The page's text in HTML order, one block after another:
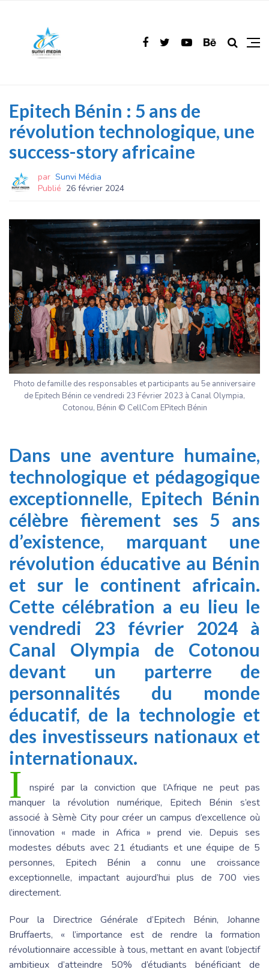
Epitech Bénin : 5 ans de
révolution technologique, une
success-story africaine
par Sunvi Média
Publié 26 février 2024
Photo de famille des responsables et participants au 5e anniversaire
de Epitech Bénin ce vendredi 23 Février 2023 à Canal Olympia,
Cotonou, Bénin © CellCom EPitech Bénin
Dans une aventure humaine,
technologique et pédagogique
exceptionnelle, Epitech Bénin
célèbre fièrement ses 5 ans
d’existence, marquant une
révolution éducative au Bénin
et sur le continent africain.
Cette célébration a eu lieu le
vendredi 23 février 2024 à
Canal Olympia de Cotonou
devant un parterre de
personnalités du monde
éducatif, de la technologie et
des investisseurs nationaux et
internationaux.
I
nspiré par la conviction que l’Afrique ne peut pas
manquer la révolution numérique, Epitech Bénin s’est
associé à Sèmè City pour créer un campus d’excellence où
l’innovation « made in Africa » prend vie. Depuis ses
modestes débuts avec 21 étudiants et une équipe de 5
personnes, Epitech Bénin a connu une croissance
exceptionnelle, impactant aujourd’hui plus de 700 vies
directement.
Pour la Directrice Générale d’Epitech Bénin, Johanne
Bruffaerts, « l’importance est de rendre la formation
révolutionnaire accessible à tous, mettant en avant l’objectif
ambitieux d’atteindre 50% d’étudiants bénéficiant de